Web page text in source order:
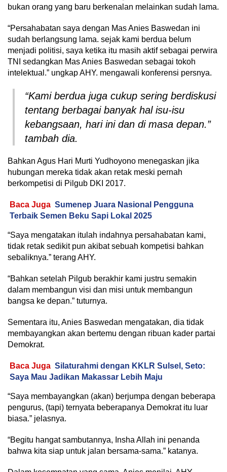
bukan orang yang baru berkenalan melainkan sudah lama.
“Persahabatan saya dengan Mas Anies Baswedan ini
sudah berlangsung lama. sejak kami berdua belum
menjadi politisi, saya ketika itu masih aktif sebagai perwira
TNI sedangkan Mas Anies Baswedan sebagai tokoh
intelektual.” ungkap AHY. mengawali konferensi persnya.
“Kami berdua juga cukup sering berdiskusi
tentang berbagai banyak hal isu-isu
kebangsaan, hari ini dan di masa depan.”
tambah dia.
Bahkan Agus Hari Murti Yudhoyono menegaskan jika
hubungan mereka tidak akan retak meski pernah
berkompetisi di Pilgub DKI 2017.
Baca Juga Sumenep Juara Nasional Pengguna
Terbaik Semen Beku Sapi Lokal 2025
“Saya mengatakan itulah indahnya persahabatan kami,
tidak retak sedikit pun akibat sebuah kompetisi bahkan
sebaliknya.” terang AHY.
“Bahkan setelah Pilgub berakhir kami justru semakin
dalam membangun visi dan misi untuk membangun
bangsa ke depan.” tuturnya.
Sementara itu, Anies Baswedan mengatakan, dia tidak
membayangkan akan bertemu dengan ribuan kader partai
Demokrat.
Baca Juga Silaturahmi dengan KKLR Sulsel, Seto:
Saya Mau Jadikan Makassar Lebih Maju
“Saya membayangkan (akan) berjumpa dengan beberapa
pengurus, (tapi) ternyata beberapanya Demokrat itu luar
biasa.” jelasnya.
“Begitu hangat sambutannya, Insha Allah ini penanda
bahwa kita siap untuk jalan bersama-sama.” katanya.